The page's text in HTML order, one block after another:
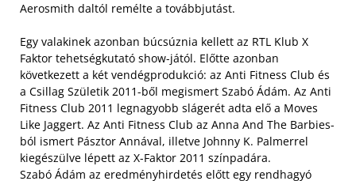
Aerosmith daltól remélte a továbbjutást.
Egy valakinek azonban búcsúznia kellett az RTL Klub X
Faktor tehetségkutató show-jától. Előtte azonban
következett a két vendégprodukció: az Anti Fitness Club és
a Csillag Születik 2011-ből megismert Szabó Ádám. Az Anti
Fitness Club 2011 legnagyobb slágerét adta elő a Moves
Like Jaggert. Az Anti Fitness Club az Anna And The Barbies-
ból ismert Pásztor Annával, illetve Johnny K. Palmerrel
kiegészülve lépett az X-Faktor 2011 színpadára.
Szabó Ádám az eredményhirdetés előtt egy rendhagyó